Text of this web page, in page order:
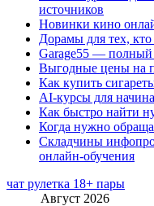
источников
Новинки кино
Дорамы для тех, кто
Garage55 — полный
Выгодные цены на
Как купить
AI-курсы для
Как быстро найти
Когда нужно
Складчины
онлайн-обучения
чат рулетка 18+ пары
Август 2026